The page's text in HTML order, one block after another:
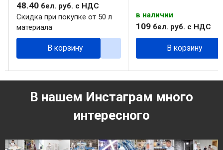
48.40 бел. руб. с НДС
Скидка при покупке от 50 л
материала
В корзину
в наличии
109 бел. руб. с НДС
В корзину
В нашем Инстаграм много
интересного